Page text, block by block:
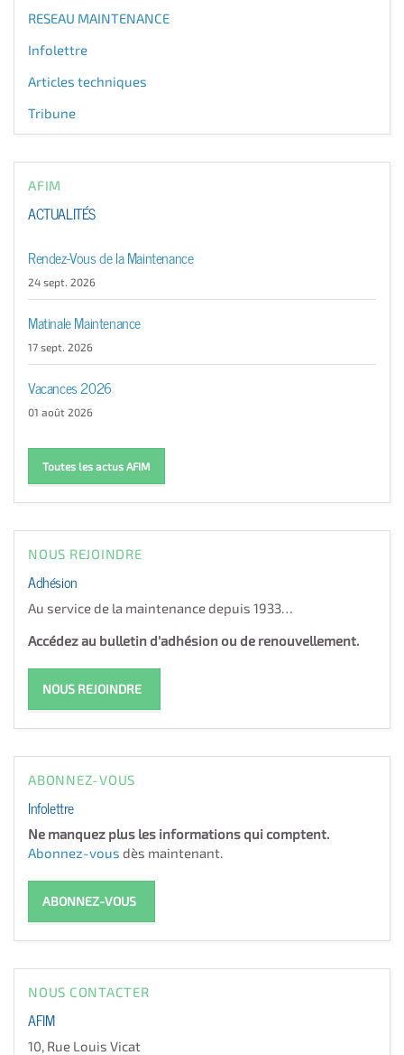
RESEAU MAINTENANCE
Infolettre
Articles techniques
Tribune
AFIM
ACTUALITÉS
Rendez-Vous de la Maintenance
24 sept. 2026
Matinale Maintenance
17 sept. 2026
Vacances 2026
01 août 2026
Toutes les actus AFIM
NOUS REJOINDRE
Adhésion
Au service de la maintenance depuis 1933…
Accédez au bulletin d'adhésion ou de renouvellement.
NOUS REJOINDRE
ABONNEZ-VOUS
Infolettre
Ne manquez plus les informations qui comptent.
Abonnez-vous dès maintenant.
ABONNEZ-VOUS
NOUS CONTACTER
AFIM
10, Rue Louis Vicat